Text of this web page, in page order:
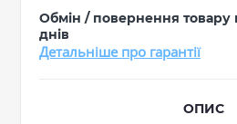
Обмін / повернення товару
днів
Детальніше про гарантії
ОПИС